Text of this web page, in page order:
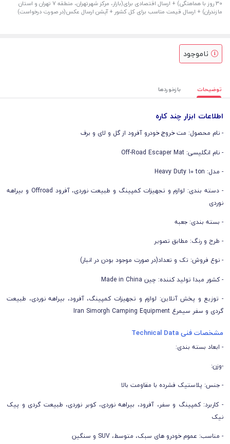
30 روز با هماهنگی) + ارسال اقتصادی برای(بازار، مرکز شهرتهران، منطقه 7 تهران و استان
مازندران) + ارسال قیمت مناسب برای کل کشور + آپشن ارسال عکس(در صورت درخواست)
ناموجود
توضیحات بازخوردها
اطلاعات ابزار چند کاره
- نام محصول: مت خروج خودرو آفرود از گل و لای و برف
- نام انگلیسی: Off-Road Escaper Mat
- مدل: Heavy Duty 10 ton
- دسته بندی: لوازم و تجهیزات کمپینگ و طبیعت نوردی، آفرود Offroad و بیراهه
نوردی
- بسته بندی: جعبه
- طرح و رنگ: مطابق تصویر
- نوع فروش: تک و تعداد(در صورت موجود بودن در انبار)
- کشور مبدا تولید کننده: چین Made in China
- توزیع و پخش آنلاین: لوازم و تجهیزات کمپینگ، آفرود، بیراهه نوردی، طبیعت
گردی و سفر سیمرغ Iran Simorgh Camping Equipment
مشخصات فنی Technical Data
- ابعاد بسته بندی:
-وزن:
- جنس: پلاستیک فشرده با مقاومت بالا
- کاربرد: کمپینگ و سفر، آفرود، بیراهه نوردی، کوبر نوردی، طبیعت گردی و پیک
نیک
- مناسب: عموم خودرو های سبک، متوسط، SUV و سنگین